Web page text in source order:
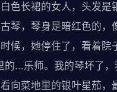
色长裙的女人，头发
琴，琴身是暗红色的
候，她停住了，看着
...乐师。我的琴坏了
向菜地里的银叶星茄